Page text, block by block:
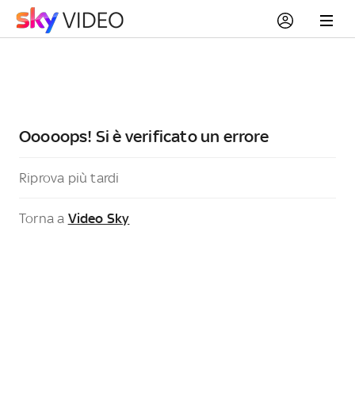
Ooooops! Si è verificato un errore
Riprova più tardi
Torna a Video Sky